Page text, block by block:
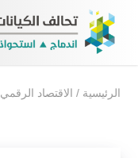
الرئيسية / الاقتصاد الرقمي